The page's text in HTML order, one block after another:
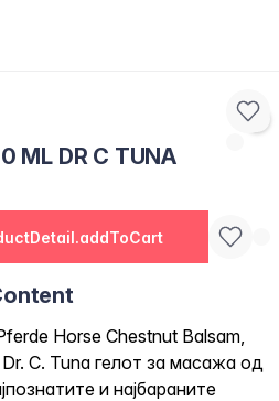
ML DR C TUNA
Horse Chestnut Balsam,
C. Tuna гелот за масажа од
и најбараните